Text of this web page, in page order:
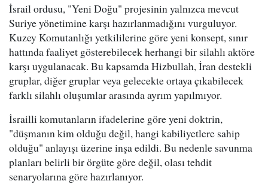
İsrail ordusu, "Yeni Doğu" projesinin yalnızca mevcut
Suriye yönetimine karşı hazırlanmadığını vurguluyor.
Kuzey Komutanlığı yetkililerine göre yeni konsept, sınır
hattında faaliyet gösterebilecek herhangi bir silahlı aktöre
karşı uygulanacak. Bu kapsamda Hizbullah, İran destekli
gruplar, diğer gruplar veya gelecekte ortaya çıkabilecek
farklı silahlı oluşumlar arasında ayrım yapılmıyor.
İsrailli komutanların ifadelerine göre yeni doktrin,
"düşmanın kim olduğu değil, hangi kabiliyetlere sahip
olduğu" anlayışı üzerine inşa edildi. Bu nedenle savunma
planları belirli bir örgüte göre değil, olası tehdit
senaryolarına göre hazırlanıyor.